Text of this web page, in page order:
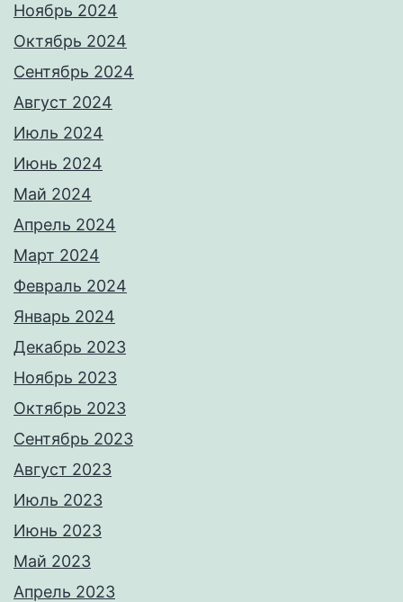
Ноябрь 2024
Октябрь 2024
Сентябрь 2024
Август 2024
Июль 2024
Июнь 2024
Май 2024
Апрель 2024
Март 2024
Февраль 2024
Январь 2024
Декабрь 2023
Ноябрь 2023
Октябрь 2023
Сентябрь 2023
Август 2023
Июль 2023
Июнь 2023
Май 2023
Апрель 2023